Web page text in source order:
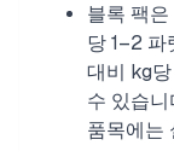
블록 팩
당 1–2 파
대비 kg
수 있습
품목에는